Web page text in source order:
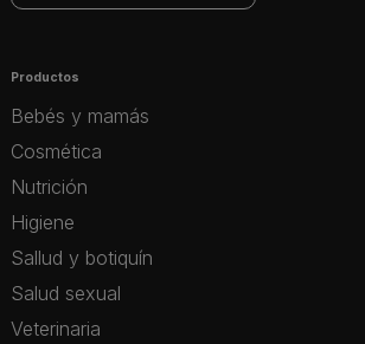
Productos
Bebés y mamás
Cosmética
Nutrición
Higiene
Sallud y botiquín
Salud sexual
Veterinaria